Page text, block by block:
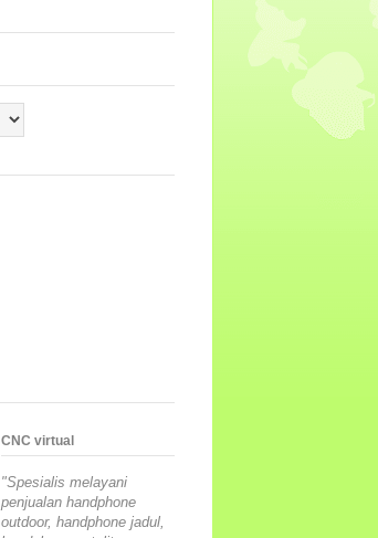
CNC virtual
"Spesialis melayani
penjualan handphone
outdoor, handphone jadul,